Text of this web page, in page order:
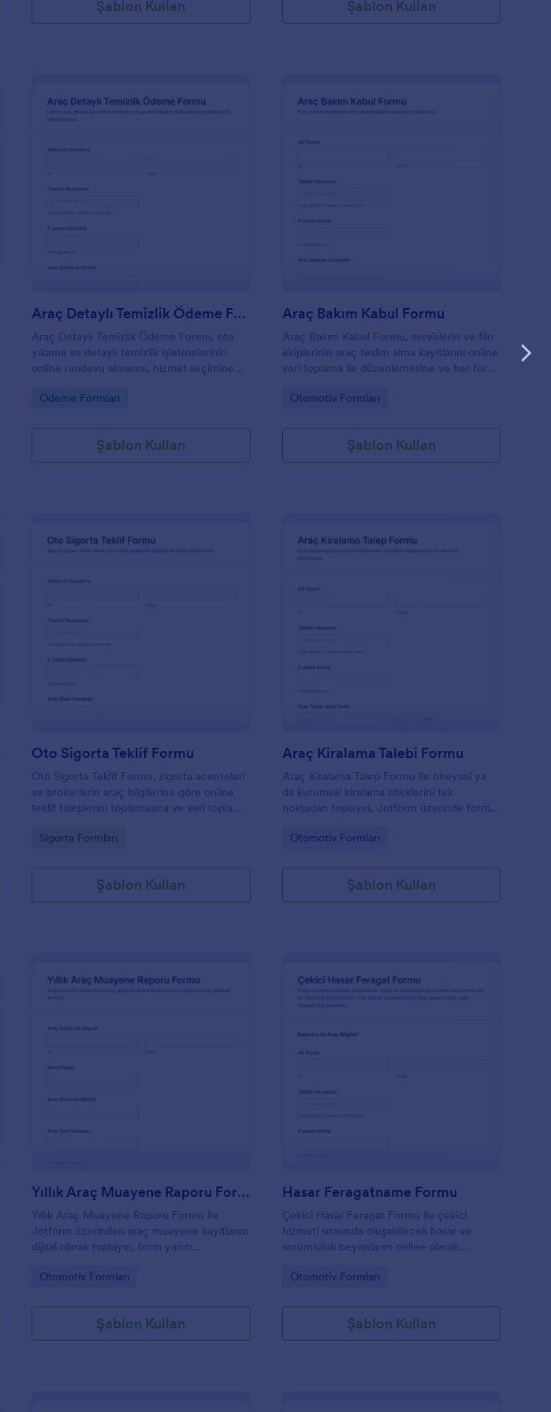
Şablon Kullan Şablon Kullan
Araç Detaylı Temizlik Ödeme Formu
Araç Detaylı Temizlik Ödeme Formu, oto
yıkama ve detaylı temizlik işletmelerinin
online randevu almasını, hizmet seçimine
verilerini Jotform ile düzenli biçimde
Go to Category:
Ödeme Formları
Şablon Kullan
Araç Bakım Kabul Formu
Araç Bakım Kabul Formu, servislerin ve filo
ekiplerinin araç teslim alma kayıtlarını online
veri toplama ile düzenlemesine ve her form
yardımcı olur.
Go to Category:
Otomotiv Formları
Şablon Kullan
Oto Sigorta Teklif Formu
Oto Sigorta Teklif Formu, sigorta acenteleri
ve brokerlerin araç bilgilerine göre online
teklif taleplerini toplamasına ve veri toplama
yardımcı olur.
Go to Category:
Sigorta Formları
Şablon Kullan
Araç Kiralama Talebi Formu
Araç Kiralama Talep Formu ile bireysel ya
da kurumsal kiralama isteklerini tek
noktadan toplayın, Jotform üzerinde form
planlama sürecini hızlandırın.
Go to Category:
Otomotiv Formları
Şablon Kullan
Yıllık Araç Muayene Raporu Formu
Yıllık Araç Muayene Raporu Formu ile
Jotform üzerinden araç muayene kayıtlarını
dijital olarak toplayın, form yanıtı
toplama düzeninizi güçlendirin.
Go to Category:
Otomotiv Formları
Şablon Kullan
Hasar Feragatname Formu
Çekici Hasar Feragat Formu ile çekici
hizmeti sırasında oluşabilecek hasar ve
sorumluluk beyanlarını online olarak
üzerinden işletme ekipleriyle kolayca
Go to Category:
Otomotiv Formları
Şablon Kullan